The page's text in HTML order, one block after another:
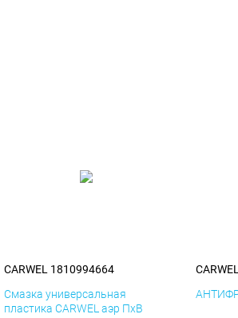
CARWEL 1810994664
Смазка универсальная
пластика CARWEL аэр ПхВ